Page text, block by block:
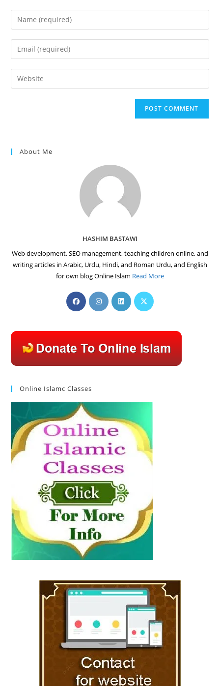
Enter
your
name
comment
Enter
your
email
address
Enter
your
About Me
HASHIM BASTAWI
Web development, SEO management, teaching children online, and
writing articles in Arabic, Urdu, Hindi, and Roman Urdu, and English
for own blog Online Islam Read More
Opens
in
new
tab
Opens
in
new
tab
Opens
in
new
tab
Opens
new
tab
Online Islamc Classes